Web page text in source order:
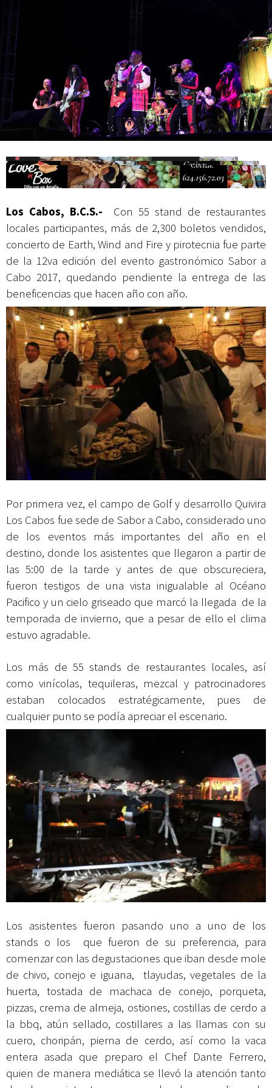
Los Cabos, B.C.S.- Con 55 stand de restaurantes
locales participantes, más de 2,300 boletos vendidos,
concierto de Earth, Wind and Fire y pirotecnia fue parte
de la 12va edición del evento gastronómico Sabor a
Cabo 2017, quedando pendiente la entrega de las
beneficencias que hacen año con año.
Por primera vez, el campo de Golf y desarrollo Quivira
Los Cabos fue sede de Sabor a Cabo, considerado uno
de los eventos más importantes del año en el
destino, donde los asistentes que llegaron a partir de
las 5:00 de la tarde y antes de que obscureciera,
fueron testigos de una vista inigualable al Océano
Pacifico y un cielo griseado que marcó la llegada de la
temporada de invierno, que a pesar de ello el clima
estuvo agradable.
Los más de 55 stands de restaurantes locales, así
como vinícolas, tequileras, mezcal y patrocinadores
estaban colocados estratégicamente, pues de
cualquier punto se podía apreciar el escenario.
Los asistentes fueron pasando uno a uno de los
stands o los que fueron de su preferencia, para
comenzar con las degustaciones que iban desde mole
de chivo, conejo e iguana, tlayudas, vegetales de la
huerta, tostada de machaca de conejo, porqueta,
pizzas, crema de almeja, ostiones, costillas de cerdo a
la bbq, atún sellado, costillares a las llamas con su
cuero, choripán, pierna de cerdo, así como la vaca
entera asada que preparo el Chef Dante Ferrero,
quien de manera mediática se llevó la atención tanto